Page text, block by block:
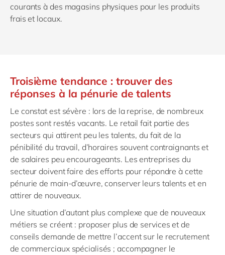
courantsà des magasins physiques pour les produits
frais et locaux.
Troisième tendance : trouver des
réponses à la pénurie de talents
Le constat est sévère : lors de la reprise, de nombreux
postes sont restés vacants. Le retail fait partie des
secteurs qui attirent peu les talents, du fait de la
pénibilité du travail, d’horaires souvent contraignants et
de salaires peu encourageants. Les entreprises du
secteur doivent faire des efforts pour répondre à cette
pénurie de main-d’œuvre, conserver leurs talents et en
attirer de nouveaux.
Une situation d’autant plus complexe que de nouveaux
métiers se créent : proposer plus de services et de
conseils demande de mettre l’accent sur le recrutement
de commerciaux spécialisés ; accompagner le